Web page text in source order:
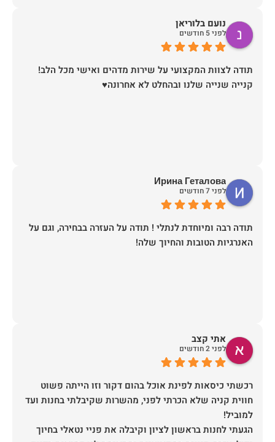
נועם בלוריאן
לפני 5 חודשים
קנייה שנייה שלנו ובהחלט לא אחרונה♥️
Ирина Геталова
לפני 7 חודשים
​תודה רבה ומיוחדת לנתלי ! תודה על העזרה בבחירה, וגם על
האנרגיות הטובות והחיוך שלה!
אתי קצב
לפני 2 חודשים
רכשתי כיסאות לפינת אוכל בהום דקור וזו הייתה פשוט
חווית קניה שלא הכרתי לפני, מהשרות שקיבלתי בחנות ועד
הגעתי לחנות בראשון לציון וקיבלה את פניי נטאלי בחיוך